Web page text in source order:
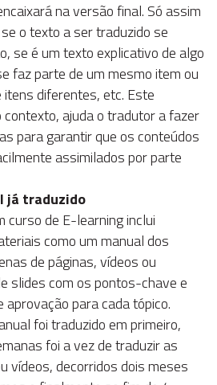
na versão final. Só assim
o texto a ser traduzido se
se é um texto explicativo de algo
faz parte de um mesmo item ou
itens diferentes, etc. Este
contexto, ajuda o tradutor a fazer
para garantir que os conteúdos
assimilados por parte
já traduzido
curso de E-learning inclui
como um manual dos
de páginas, vídeos ou
slides com os pontos-chave e
aprovação para cada tópico.
foi traduzido em primeiro,
foi a vez de traduzir as
vídeos, decorridos dois meses